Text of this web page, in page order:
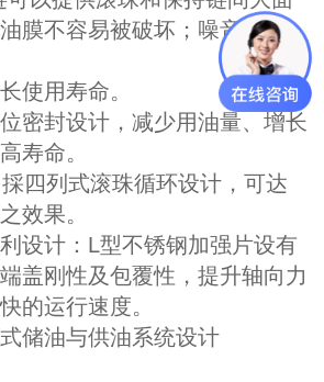
膜不容易被破坏；噪音降低；
使用寿命。
密封设计，减少用油量、增长
寿命。
四列式滚珠循环设计，可达
效果。
设计：L型不锈钢加强片设有
盖刚性及包覆性，提升轴向力
的运行速度。
储油与供油系统设计